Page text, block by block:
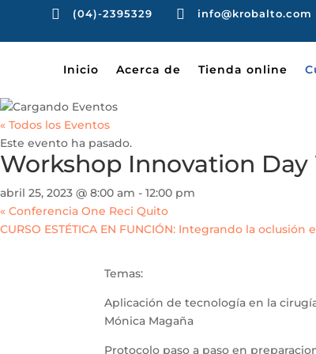
 (04)-2395329  info@krobalto.com
Inicio Acerca de Tienda online
« Todos los Eventos
Este evento ha pasado.
Workshop Innovation Day
abril 25, 2023 @ 8:00 am - 12:00 pm
« Conferencia One Reci Quito
CURSO ESTÉTICA EN FUNCIÓN: Integrando la
Temas:
Aplicación de tecnología en la
Mónica Magaña
Protocolo paso a paso en